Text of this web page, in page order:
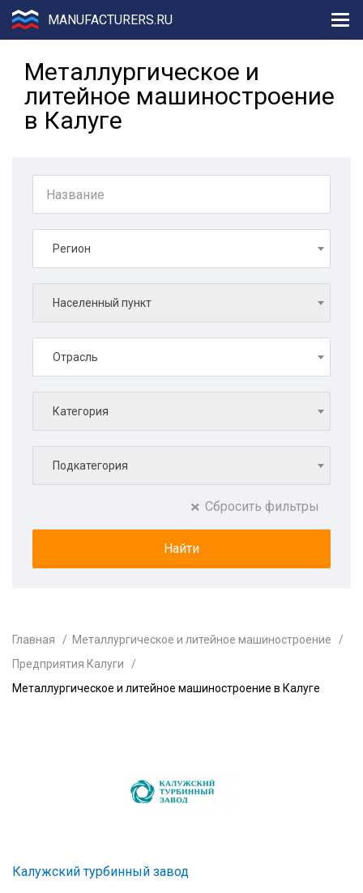
MANUFACTURERS.RU
Металлургическое и
литейное машиностроение
в Калуге
Регион
Населенный пункт
Отрасль
Категория
Подкатегория
Сбросить фильтры
Главная
Металлургическое и литейное машиностроение
Предприятия Калуги
Металлургическое и литейное машиностроение в Калуге
Калужский турбинный завод